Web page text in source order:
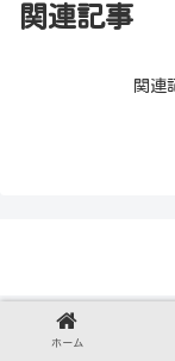
関連記事
関連
ホーム